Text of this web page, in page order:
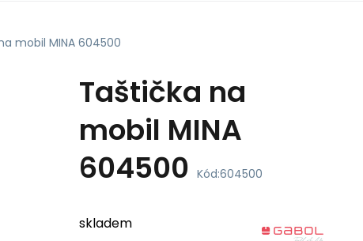
mobil MINA 604500
Taštička na
mobil MINA
604500 Kód:604500
skladem